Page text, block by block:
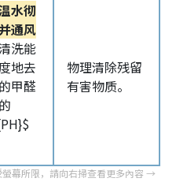
水彻
通风
洗能
地去
甲醛
物理清除残留
有害物质。